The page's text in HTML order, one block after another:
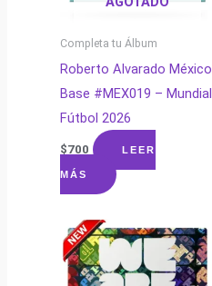
Completa tu Álbum
Roberto Alvarado México
Base #MEX019 – Mundial
Fútbol 2026
$700 LEER
MÁS